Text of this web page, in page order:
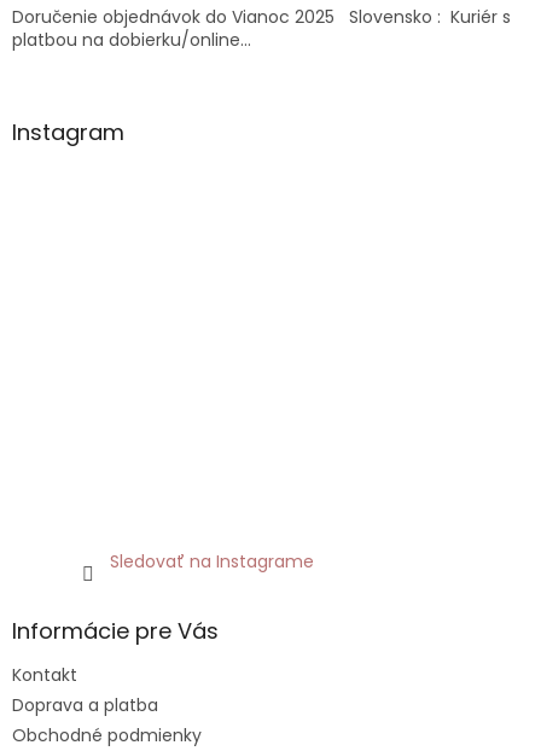
Doručenie objednávok do Vianoc 2025 Slovensko : Kuriér s
platbou na dobierku/online...
Instagram
Sledovať na Instagrame
Informácie pre Vás
Kontakt
Doprava a platba
Obchodné podmienky